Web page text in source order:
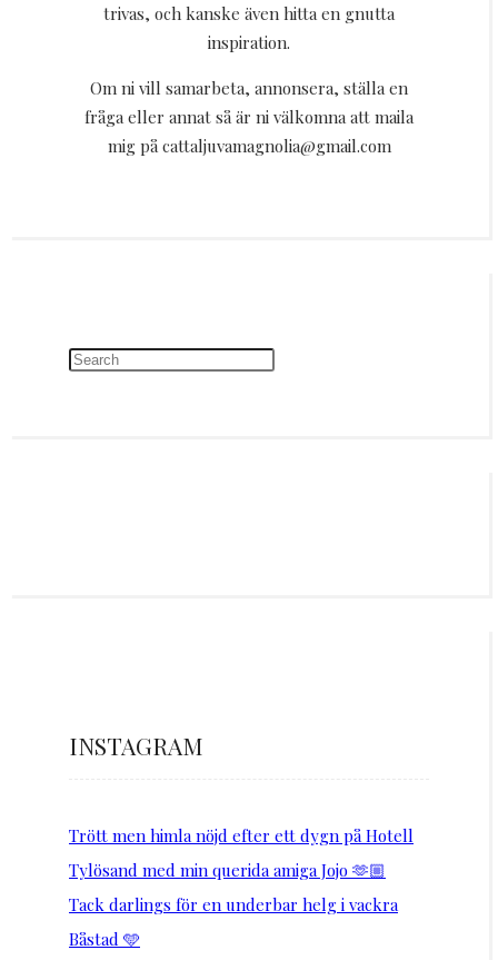
trivas, och kanske även hitta en gnutta
inspiration.
Om ni vill samarbeta, annonsera, ställa en
fråga eller annat så är ni välkomna att maila
mig på cattaljuvamagnolia@gmail.com
INSTAGRAM
Trött men himla nöjd efter ett dygn på Hotell
Tylösand med min querida amiga Jojo 🫶🏼
Tack darlings för en underbar helg i vackra
Båstad 🩵